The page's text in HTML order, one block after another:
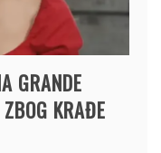
GRANDE
KRAĐE